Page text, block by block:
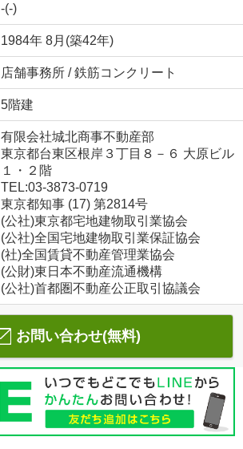
-(-)
1984年 8月(築42年)
店舗事務所 / 鉄筋コンクリート
5階建
有限会社城北商事不動産部
東京都台東区根岸３丁目８－６ 大原ビル
１・２階
TEL:03-3873-0719
東京都知事 (17) 第2814号
(公社)東京都宅地建物取引業協会
(公社)全国宅地建物取引業保証協会
(社)全国賃貸不動産管理業協会
(公財)東日本不動産流通機構
(公社)首都圏不動産公正取引協議会
お問い合わせ(無料)